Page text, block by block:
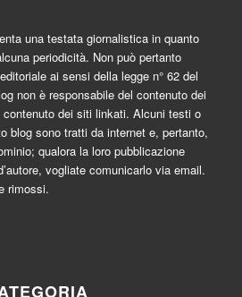
una testata giornalistica in quanto
periodicità. Non può pertanto
ai sensi della legge n° 62 del
non è responsabile del contenuto dei
dei siti linkati. Alcuni testi o
blog sono tratti da internet e, pertanto,
qualora la loro pubblicazione
vogliate comunicarlo via email.
rimossi.